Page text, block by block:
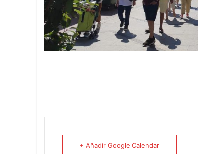
+ Añadir Google Calendar